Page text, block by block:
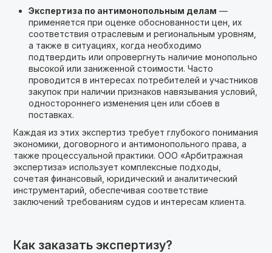
Экспертиза по антимонопольным делам —
применяется при оценке обоснованности цен, их
соответствия отраслевым и региональным уровням,
а также в ситуациях, когда необходимо
подтвердить или опровергнуть наличие монопольно
высокой или заниженной стоимости. Часто
проводится в интересах потребителей и участников
закупок при наличии признаков навязывания условий,
одностороннего изменения цен или сбоев в
поставках.
Каждая из этих экспертиз требует глубокого понимания
экономики, договорного и антимонопольного права, а
также процессуальной практики. ООО «Арбитражная
экспертиза» использует комплексные подходы,
сочетая финансовый, юридический и аналитический
инструментарий, обеспечивая соответствие
заключений требованиям судов и интересам клиента.
Как заказать экспертизу?